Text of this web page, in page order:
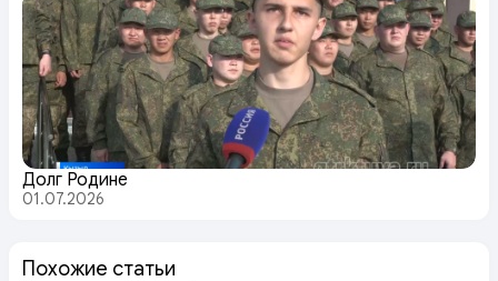
Долг Родине
01.07.2026
Похожие статьи